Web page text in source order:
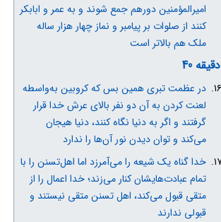
امیرالمؤمنین دورهم جمع شوند و به عمر و ابابکر
کنند از صلوات بر پیامبر و نماز چهار هزار ساله
ملک هم بالاتر است
دقیقه 40
در عظمت تبری همین بس که کروبین به‌واسطه
لعنت کردن به آن دو نفر بالای عرش خدا قرار
گرفتند و اگر به دنیا نگاه کنند، دنیا هیجان
می‌کند و توان دیدن نور آن‌ها را ندارد
خدا گناه یک شیعه را می‌آمرزد اما اهل‌تسنن را با
تمام عبادت‌هایشان کنار می‌زند؛ خدا اعمال را از
متقی قبول می‌کند، اهل تسنن متقی نیستند و
قبولی ندارند